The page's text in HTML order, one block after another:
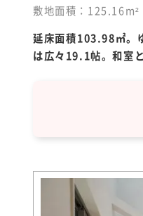
敷地面積：125.16m²
延床面積103.98㎡。
は広々19.1帖。和室